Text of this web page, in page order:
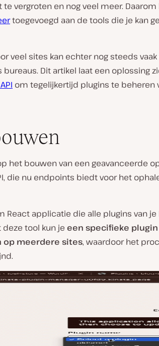
vergroten en nog veel meer.
toegevoegd aan de tools die je kan
veel sites kan echter nog steeds
bureaus. Dit artikel laat een oplossing
om tegelijkertijd plugins te beheren
het bouwen van een geavanceerde
die nu endpoints biedt voor het
React applicatie die alle plugins van je
tool kun je een specifieke plugin
meerdere sites, waardoor het